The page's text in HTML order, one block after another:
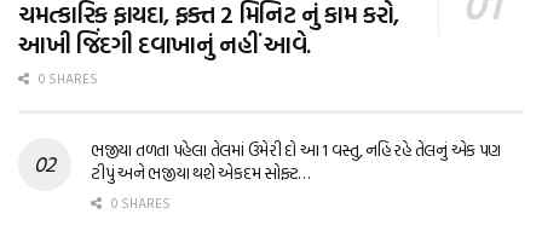
ચમત્કારિક ફાયદા, ફક્ત 2 મિનિટ નું કામ કરો,
આખી જિંદગી દવાખાનું નહીં આવે.
0 SHARES
ભજીયા તળતા પહેલા તેલમાં ઉમેરી દો આ 1 વસ્તુ, નહિ રહે તેલનું એક પણ
ટીપું અને ભજીયા થશે એકદમ સોફ્ટ…
0 SHARES